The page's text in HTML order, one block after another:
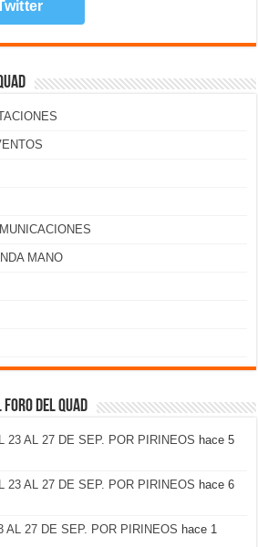
MANO
foro del Quad
23 AL 27 DE SEP. POR PIRINEOS hace 5
23 AL 27 DE SEP. POR PIRINEOS hace 6
AL 27 DE SEP. POR PIRINEOS hace 1